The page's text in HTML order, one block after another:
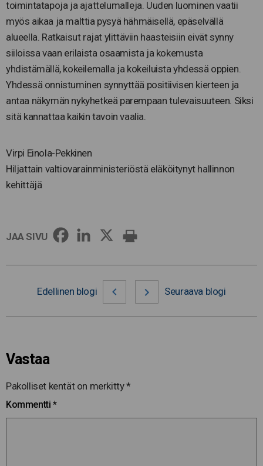
toimintatapoja ja ajattelumalleja. Uuden luominen vaatii
myös aikaa ja malttia pysyä hähmäisellä, epäselvällä
alueella. Ratkaisut rajat ylittäviin haasteisiin eivät synny
siiloissa vaan erilaista osaamista ja kokemusta
yhdistämällä, kokeilemalla ja kokeiluista yhdessä oppien.
Yhdessä onnistuminen synnyttää positiivisen kierteen ja
antaa näkymän nykyhetkeä parempaan tulevaisuuteen. Siksi
sitä kannattaa kaikin tavoin vaalia.
Virpi Einola-Pekkinen
Hiljattain valtiovarainministeriöstä eläköitynyt hallinnon
kehittäjä
JAA SIVU
Edellinen blogi Seuraava blogi
Vastaa
Pakolliset kentät on merkitty*
Kommentti *